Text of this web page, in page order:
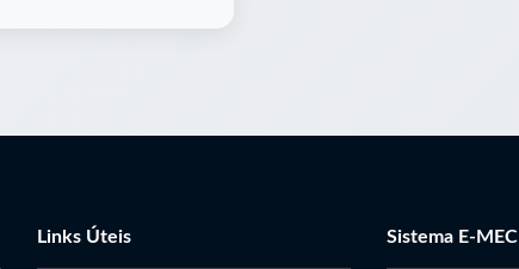
Links Úteis Sistema E-MEC